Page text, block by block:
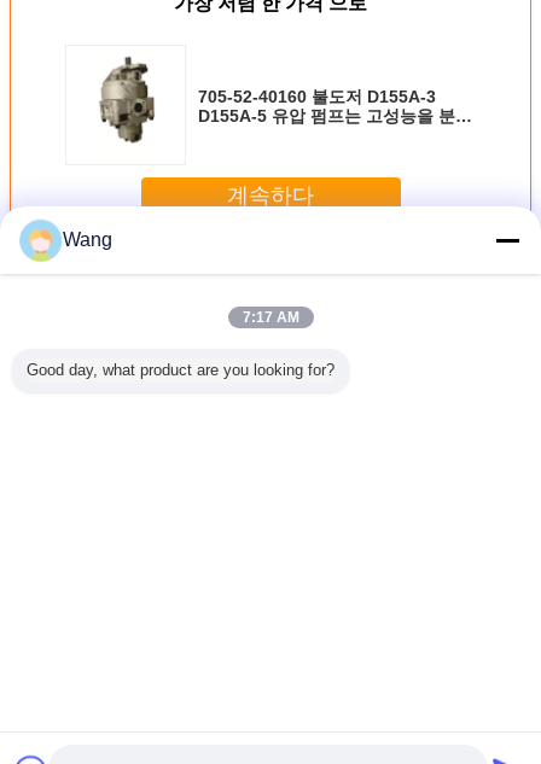
705-52-40160 불도저 D155A-3
D155A-5 유압 펌프는 고성능을 분해
계속하다
더 많은 것
Wang
7:17 AM
Good day, what product are you looking for?